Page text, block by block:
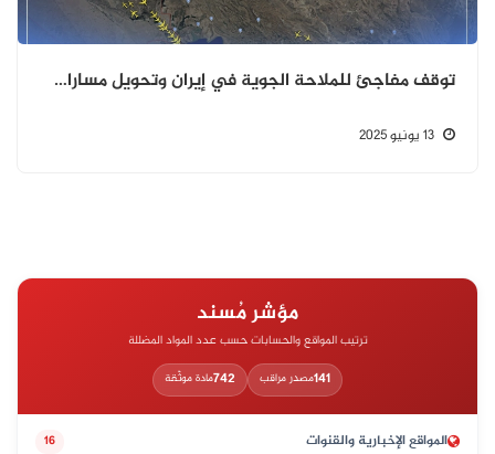
توقف مفاجئ للملاحة الجوية في إيران وتحويل مسارات طائرات مدنية عقب قصف إسرائيلي
مؤشر مُسند
ترتيب المواقع والحسابات حسب عدد المواد المضللة
141مصدر مراقب 742مادة موثّقة
المواقع الإخبارية والقنوات 16